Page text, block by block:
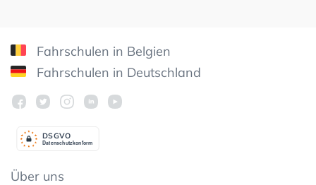
Fahrschulen in Belgien
Fahrschulen in Deutschland
Datenschutzkonform
DSGVO
Über uns